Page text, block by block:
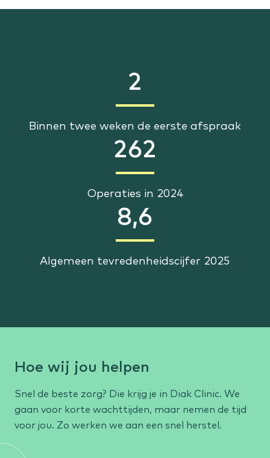
2
Binnen twee weken de eerste afspraak
262
Operaties in 2024
8,6
Algemeen tevredenheidscijfer 2025
Hoe wij jou helpen
Snel de beste zorg? Die krijg je in Diak Clinic. We
gaan voor korte wachttijden, maar nemen de tijd
voor jou. Zo werken we aan een snel herstel.